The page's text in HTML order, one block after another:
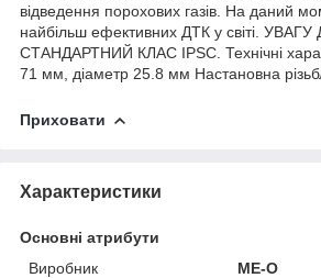
відведення порохових газів. На даний
найбільш ефективних ДТК у світі.
СТАНДАРТНИЙ КЛАС IPSC. Технічні
71 мм, діаметр 25.8 мм Настановна
Приховати
Характеристики
Основні атрибути
Виробник
ME-O